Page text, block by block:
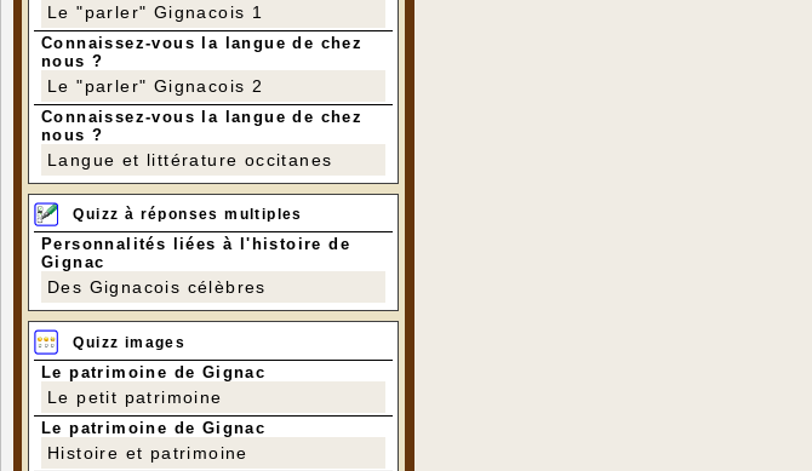
Le "parler" Gignacois 1
Connaissez-vous la langue de chez
nous ?
Le "parler" Gignacois 2
Connaissez-vous la langue de chez
nous ?
Langue et littérature occitanes
Quizz à réponses multiples
Personnalités liées à l'histoire de
Gignac
Des Gignacois célèbres
Quizz images
Le patrimoine de Gignac
Le petit patrimoine
Le patrimoine de Gignac
Histoire et patrimoine